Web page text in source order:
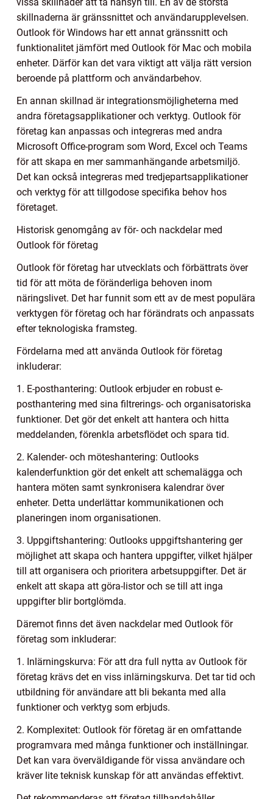
skillnaderna är gränssnittet och användarupplevelsen.
Outlook för Windows har ett annat gränssnitt och
funktionalitet jämfört med Outlook för Mac och mobila
enheter. Därför kan det vara viktigt att välja rätt version
beroende på plattform och användarbehov.
En annan skillnad är integrationsmöjligheterna med
andra företagsapplikationer och verktyg. Outlook för
företag kan anpassas och integreras med andra
Microsoft Office-program som Word, Excel och Teams
för att skapa en mer sammanhängande arbetsmiljö.
Det kan också integreras med tredjepartsapplikationer
och verktyg för att tillgodose specifika behov hos
företaget.
Historisk genomgång av för- och nackdelar med
Outlook för företag
Outlook för företag har utvecklats och förbättrats över
tid för att möta de föränderliga behoven inom
näringslivet. Det har funnit som ett av de mest populära
verktygen för företag och har förändrats och anpassats
efter teknologiska framsteg.
Fördelarna med att använda Outlook för företag
inkluderar:
1. E-posthantering: Outlook erbjuder en robust e-
posthantering med sina filtrerings- och organisatoriska
funktioner. Det gör det enkelt att hantera och hitta
meddelanden, förenkla arbetsflödet och spara tid.
2. Kalender- och möteshantering: Outlooks
kalenderfunktion gör det enkelt att schemalägga och
hantera möten samt synkronisera kalendrar över
enheter. Detta underlättar kommunikationen och
planeringen inom organisationen.
3. Uppgiftshantering: Outlooks uppgiftshantering ger
möjlighet att skapa och hantera uppgifter, vilket hjälper
till att organisera och prioritera arbetsuppgifter. Det är
enkelt att skapa att göra-listor och se till att inga
uppgifter blir bortglömda.
Däremot finns det även nackdelar med Outlook för
företag som inkluderar:
1. Inlärningskurva: För att dra full nytta av Outlook för
företag krävs det en viss inlärningskurva. Det tar tid och
utbildning för användare att bli bekanta med alla
funktioner och verktyg som erbjuds.
2. Komplexitet: Outlook för företag är en omfattande
programvara med många funktioner och inställningar.
Det kan vara överväldigande för vissa användare och
kräver lite teknisk kunskap för att användas effektivt.